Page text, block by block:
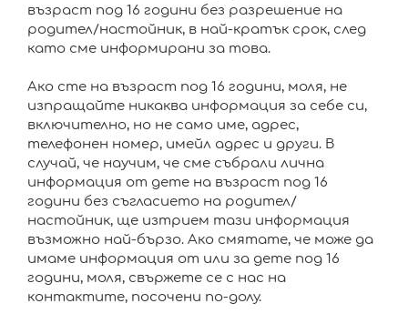
възраст под 16 години без разрешение на
родител/настойник, в най-кратък срок, след
като сме информирани за това.
Ако сте на възраст под 16 години, моля, не
изпращайте никаква информация за себе си,
включително, но не само име, адрес,
телефонен номер, имейл адрес и други. В
случай, че научим, че сме събрали лична
информация от дете на възраст под 16
години без съгласието на родител/
настойник, ще изтрием тази информация
възможно най-бързо. Ако смятате, че може да
имаме информация от или за дете под 16
години, моля, свържете се с нас на
контактите, посочени по-долу.